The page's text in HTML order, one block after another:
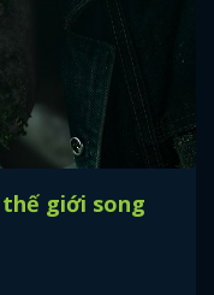
giới song